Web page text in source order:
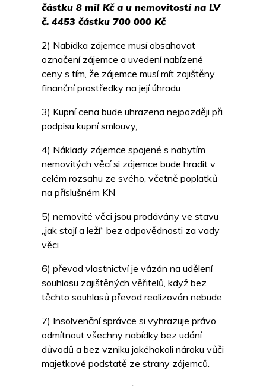
částku 8 mil Kč a u nemovitostí na LV
č. 4453 částku 700 000 Kč
2) Nabídka zájemce musí obsahovat
označení zájemce a uvedení nabízené
ceny s tím, že zájemce musí mít zajištěny
finanční prostředky na její úhradu
3) Kupní cena bude uhrazena nejpozději při
podpisu kupní smlouvy,
4) Náklady zájemce spojené s nabytím
nemovitých věcí si zájemce bude hradit v
celém rozsahu ze svého, včetně poplatků
na příslušném KN
5) nemovité věci jsou prodávány ve stavu
„jak stojí a leží“ bez odpovědnosti za vady
věci
6) převod vlastnictví je vázán na udělení
souhlasu zajištěných věřitelů, když bez
těchto souhlasů převod realizován nebude
7) Insolvenční správce si vyhrazuje právo
odmítnout všechny nabídky bez udání
důvodů a bez vzniku jakéhokoli nároku vůči
majetkové podstatě ze strany zájemců.